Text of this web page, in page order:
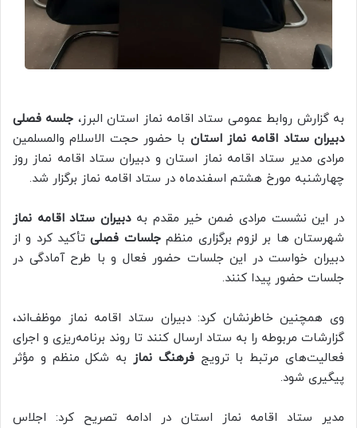
به گزارش روابط عمومی ستاد اقامه نماز استان البرز، جلسه فصلی
دبیران ستاد اقامه نماز استان با حضور حجت الاسلام والمسلمین
مرادی مدیر ستاد اقامه نماز استان و دبیران ستاد اقامه نماز روز
چهارشنبه مورخ هشتم اسفندماه در ستاد اقامه نماز برگزار شد.
در این نشست مرادی ضمن خیر مقدم به دبیران ستاد اقامه نماز
شهرستان ها بر لزوم برگزاری منظمجلسات فصلیتأکید کرد و از
دبیران خواست در این جلسات حضور فعال و با طرح آمادگی در
جلسات حضور پیدا کنند.
وی همچنین خاطرنشان کرد: دبیران ستاد اقامه نماز موظف‌اند،
گزارشات مربوطه را به ستاد ارسال کنند تا روند برنامه‌ریزی و اجرای
فعالیت‌های مرتبط با ترویجفرهنگ نماز به شکل منظم و مؤثر
پیگیری شود.
مدیر ستاد اقامه نماز استان در ادامه تصریح کرد: اجلاس